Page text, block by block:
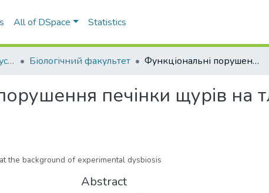
All of DSpace Statistics
01. Кваліфікаційні випускні роботи здобувачів вищої освіти Біологічний факультет Функціональні порушення печінки щурів на тлі експериментального дисбіозу
печінки щурів на
the background of experimental dysbiosis
Abstract